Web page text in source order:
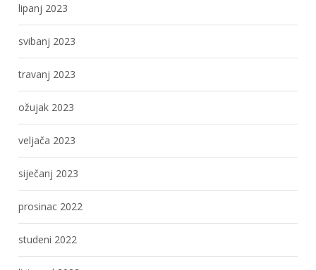
lipanj 2023
svibanj 2023
travanj 2023
ožujak 2023
veljača 2023
siječanj 2023
prosinac 2022
studeni 2022